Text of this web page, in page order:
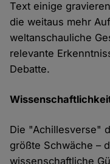
Text einige
die weitaus mehr
weltanschauliche
relevante
Debatte.
Die "Achillesverse"
größte Schwäche –
wissenschaftliche